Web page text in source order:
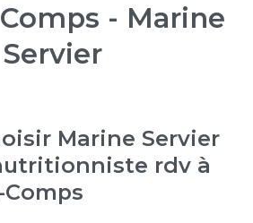
- Marine
Servier
Marine Servier
rdv à